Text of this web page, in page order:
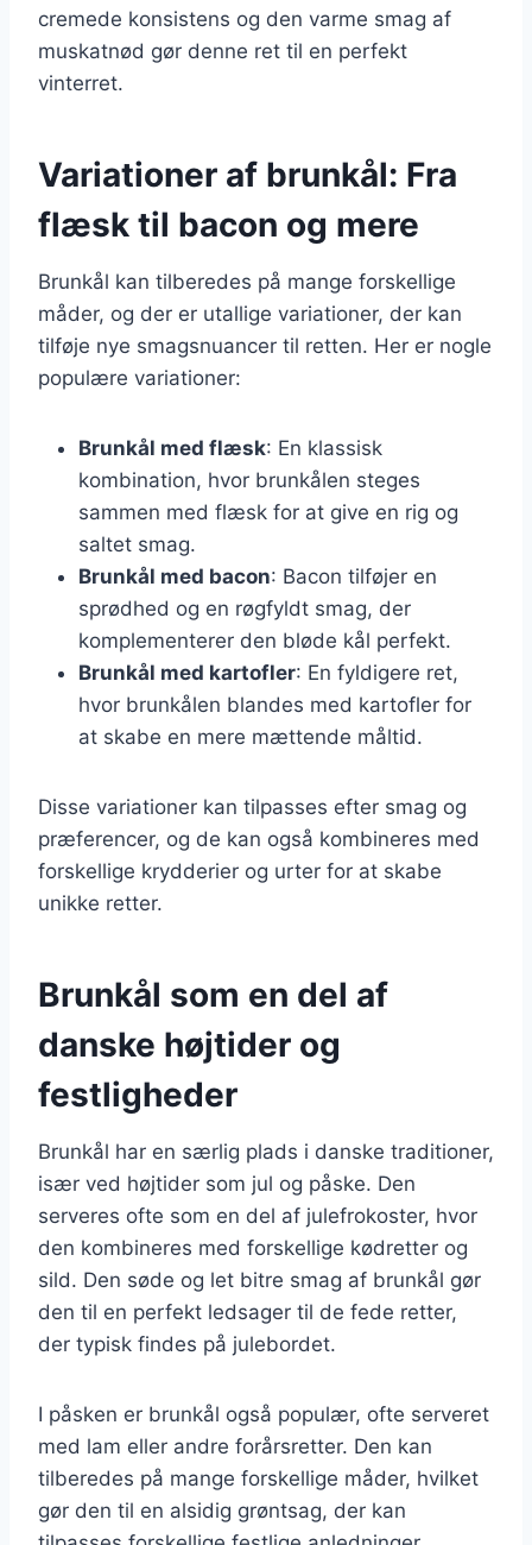
cremede konsistens og den varme smag af
muskatnød gør denne ret til en perfekt
vinterret.
Variationer af brunkål: Fra
flæsk til bacon og mere
Brunkål kan tilberedes på mange forskellige
måder, og der er utallige variationer, der kan
tilføje nye smagsnuancer til retten. Her er nogle
populære variationer:
Brunkål med flæsk: En klassisk
kombination, hvor brunkålen steges
sammen med flæsk for at give en rig og
saltet smag.
Brunkål med bacon: Bacon tilføjer en
sprødhed og en røgfyldt smag, der
komplementerer den bløde kål perfekt.
Brunkål med kartofler: En fyldigere ret,
hvor brunkålen blandes med kartofler for
at skabe en mere mættende måltid.
Disse variationer kan tilpasses efter smag og
præferencer, og de kan også kombineres med
forskellige krydderier og urter for at skabe
unikke retter.
Brunkål som en del af
danske højtider og
festligheder
Brunkål har en særlig plads i danske traditioner,
især ved højtider som jul og påske. Den
serveres ofte som en del af julefrokoster, hvor
den kombineres med forskellige kødretter og
sild. Den søde og let bitre smag af brunkål gør
den til en perfekt ledsager til de fede retter,
der typisk findes på julebordet.
I påsken er brunkål også populær, ofte serveret
med lam eller andre forårsretter. Den kan
tilberedes på mange forskellige måder, hvilket
gør den til en alsidig grøntsag, der kan